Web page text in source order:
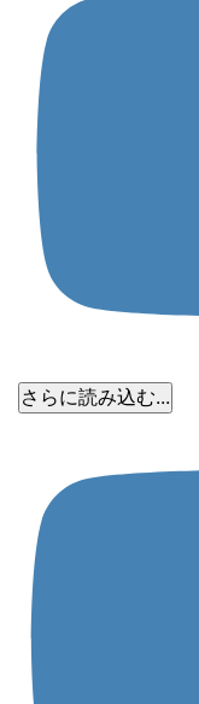
さらに読み込む...